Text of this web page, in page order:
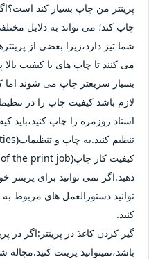
پرینتر من چاپ بسیار کند
چاپ کند؛ می تواند به دلایل
شما تیز دارد،زیرا بعضی از
می کنند تا چاپ های با کیفیت بالا
بسیار سریعتر چاپ می شوند
لازم باشد کیفیت چاپ را در
اسناد روزمره را چاپ کنید،باید
دهید.اگر نمی توانید برای پرینتر
توانید دستورالعمل های مربوط
کنید.
گیر کردن کاغذ در پرینتر:اگر در
باشد،نمیتوانید پرینت